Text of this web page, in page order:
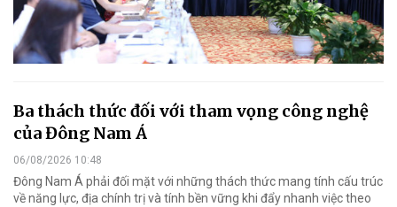
Ba thách thức đối với tham vọng công nghệ
của Đông Nam Á
06/08/2026 10:48
Đông Nam Á phải đối mặt với những thách thức mang tính cấu trúc
về năng lực, địa chính trị và tính bền vững khi đẩy nhanh việc theo